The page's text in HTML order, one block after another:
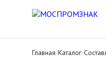
Главная/Каталог/
Все товары